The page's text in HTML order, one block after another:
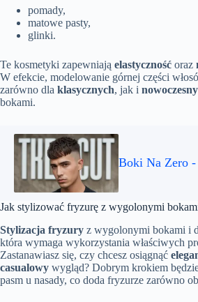
pomady,
matowe pasty,
glinki.
Te kosmetyki zapewniają elastyczność oraz
W efekcie, modelowanie górnej części
zarówno dla klasycznych, jak i
bokami.
Boki Na Zero
Jak stylizować fryzurę z wygolonymi
Stylizacja fryzury z wygolonymi bokami i
która wymaga wykorzystania właściwych
Zastanawiasz się, czy chcesz osiągnąć
casualowy wygląd? Dobrym krokiem
pasm u nasady, co doda fryzurze zarówno